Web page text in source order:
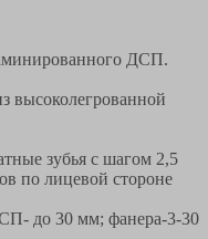
ДСП.
высоколегрованной
зубья с шагом 2,5
по лицевой стороне
до 30 мм; фанера-3-30